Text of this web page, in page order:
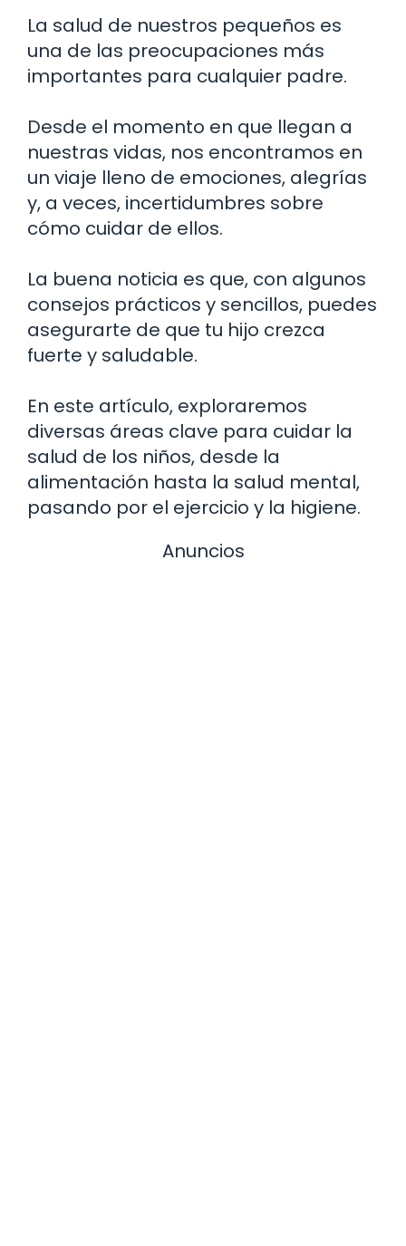
La salud de nuestros pequeños es
una de las preocupaciones más
importantes para cualquier padre.
Desde el momento en que llegan a
nuestras vidas, nos encontramos en
un viaje lleno de emociones, alegrías
y, a veces, incertidumbres sobre
cómo cuidar de ellos.
La buena noticia es que, con algunos
consejos prácticos y sencillos, puedes
asegurarte de que tu hijo crezca
fuerte y saludable.
En este artículo, exploraremos
diversas áreas clave para cuidar la
salud de los niños, desde la
alimentación hasta la salud mental,
pasando por el ejercicio y la higiene.
Anuncios